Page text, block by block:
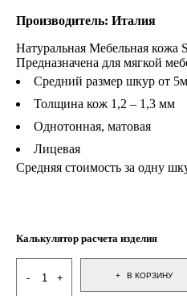
Производитель: Италия
Натуральная Мебельная
Предназначена для мягкой
Средний размер шкур от
Толщина кож 1,2 – 1,3 мм
Однотонная, матовая
Лицевая
Средняя стоимость за одну
Калькулятор расчета изделия
В КОРЗИНУ